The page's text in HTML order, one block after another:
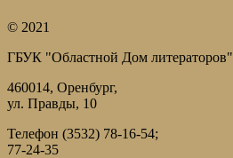
© 2021
ГБУК "Областной Дом литераторов"
460014, Оренбург,
ул. Правды, 10
Телефон (3532) 78-16-54;
77-24-35